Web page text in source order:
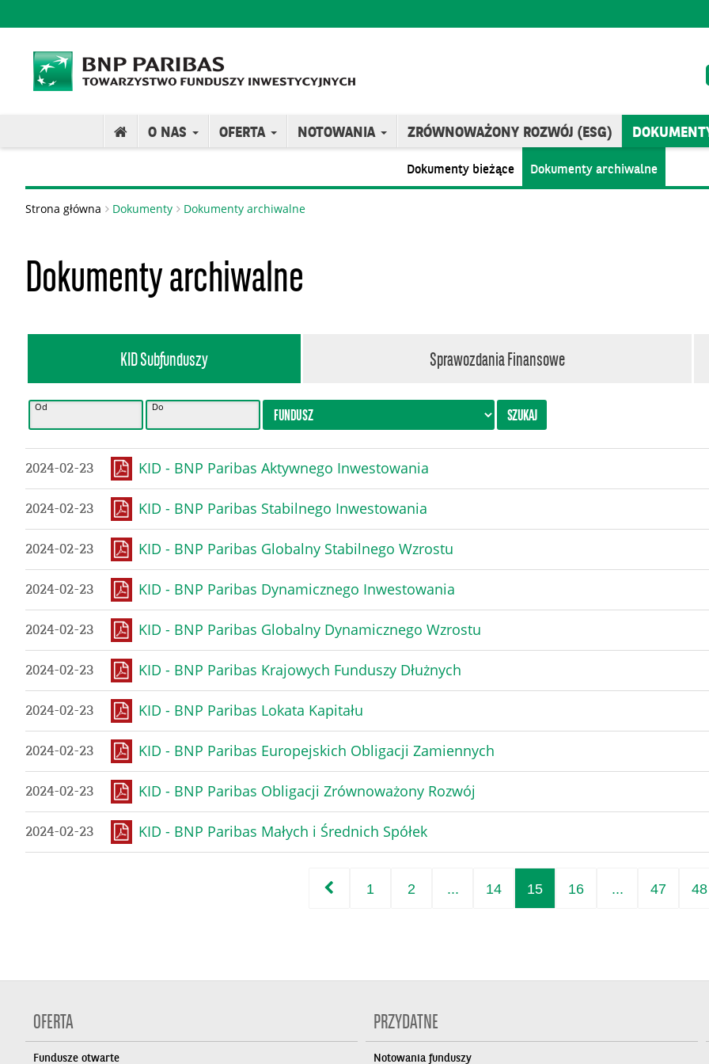
O NAS OFERTA NOTOWANIA ZRÓWNOWAŻONY ROZWÓJ (ESG)
Dokumenty bieżące Dokumenty archiwalne
Strona główna Dokumenty Dokumenty archiwalne
Dokumenty archiwalne
KID Subfunduszy Sprawozdania Finansowe
Od Do
2024-02-23 KID - BNP Paribas Aktywnego Inwestowania
2024-02-23 KID - BNP Paribas Stabilnego Inwestowania
2024-02-23 KID - BNP Paribas Globalny Stabilnego Wzrostu
2024-02-23 KID - BNP Paribas Dynamicznego Inwestowania
2024-02-23 KID - BNP Paribas Globalny Dynamicznego Wzrostu
2024-02-23 KID - BNP Paribas Krajowych Funduszy Dłużnych
2024-02-23 KID - BNP Paribas Lokata Kapitału
2024-02-23 KID - BNP Paribas Europejskich Obligacji Zamiennych
2024-02-23 KID - BNP Paribas Obligacji Zrównoważony Rozwój
2024-02-23 KID - BNP Paribas Małych i Średnich Spółek
1 2 ... 14 15 16 ... 47 48
OFERTA
Fundusze otwarte
PRZYDATNE
Notowania funduszy